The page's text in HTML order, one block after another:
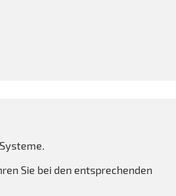
Sie bei den entsprechenden